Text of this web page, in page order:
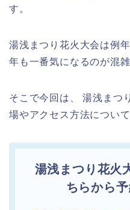
す。
湯浅まつり花火大会は例
年も一番気になるのが混
そこで今回は、 湯浅まつ
場やアクセス方法につい
湯浅まつり花火
ちらから